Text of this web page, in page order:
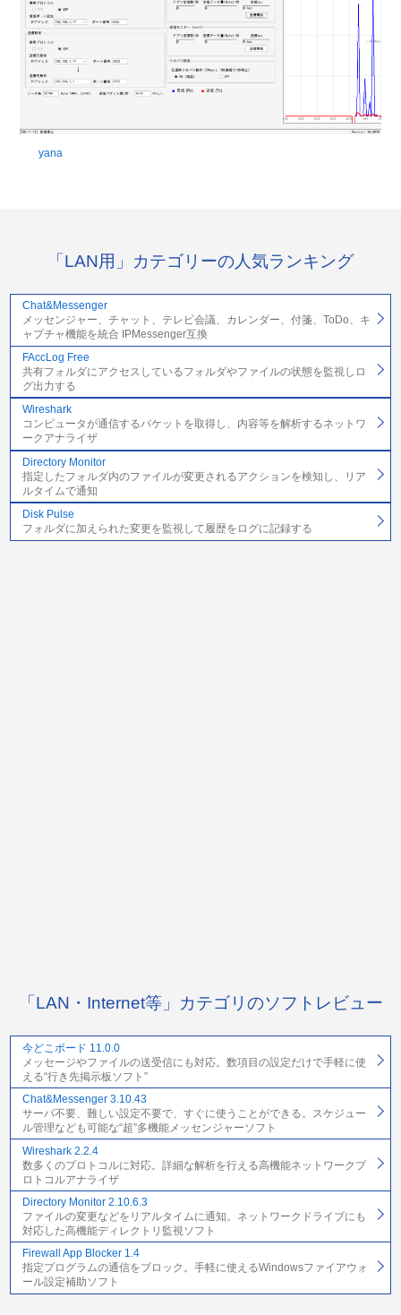
yana
「LAN用」カテゴリーの人気ランキング
Chat&Messenger
メッセンジャー、チャット、テレビ会議、カレンダー、付箋、ToDo、キ
ャプチャ機能を統合 IPMessenger互換
FAccLog Free
共有フォルダにアクセスしているフォルダやファイルの状態を監視しロ
グ出力する
Wireshark
コンピュータが通信するパケットを取得し、内容等を解析するネットワ
ークアナライザ
Directory Monitor
指定したフォルダ内のファイルが変更されるアクションを検知し、リア
ルタイムで通知
Disk Pulse
フォルダに加えられた変更を監視して履歴をログに記録する
「LAN・Internet等」カテゴリのソフトレビュー
今どこボード 11.0.0
メッセージやファイルの送受信にも対応。数項目の設定だけで手軽に使
える“行き先掲示板ソフト”
Chat&Messenger 3.10.43
サーバ不要、難しい設定不要で、すぐに使うことができる。スケジュー
ル管理なども可能な“超”多機能メッセンジャーソフト
Wireshark 2.2.4
数多くのプロトコルに対応。詳細な解析を行える高機能ネットワークプ
ロトコルアナライザ
Directory Monitor 2.10.6.3
ファイルの変更などをリアルタイムに通知。ネットワークドライブにも
対応した高機能ディレクトリ監視ソフト
Firewall App Blocker 1.4
指定プログラムの通信をブロック。手軽に使えるWindowsファイアウォ
ール設定補助ソフト